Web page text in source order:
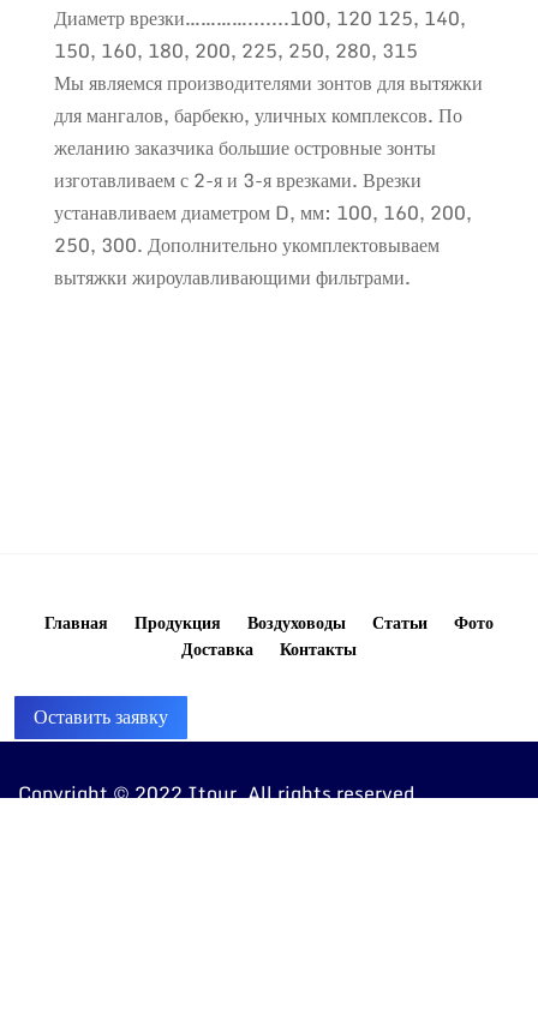
Диаметр врезки………….......100, 120 125, 140,
150, 160, 180, 200, 225, 250, 280, 315
Мы являемся производителями зонтов для вытяжки
для мангалов, барбекю, уличных комплексов. По
желанию заказчика большие островные зонты
изготавливаем с 2-я и 3-я врезками. Врезки
устанавливаем диаметром D, мм: 100, 160, 200,
250, 300. Дополнительно укомплектовываем
вытяжки жироулавливающими фильтрами.
Главная Продукция Воздуховоды Статьи
Фото
Доставка
Контакты
Оставить заявку
Copyright © 2022 Itour. All rights reserved